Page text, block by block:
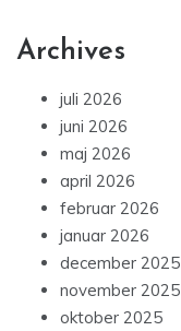
Archives
juli 2026
juni 2026
maj 2026
april 2026
februar 2026
januar 2026
december 2025
november 2025
oktober 2025